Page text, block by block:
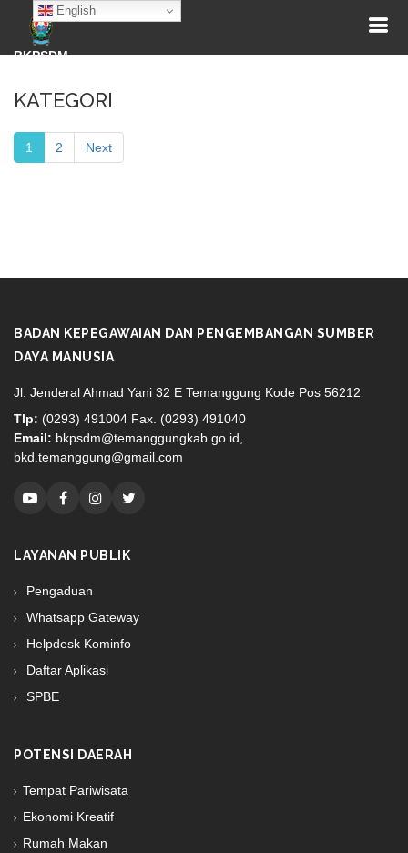
English
BKPSDM
KATEGORI
1 2 Next
BADAN KEPEGAWAIAN DAN PENGEMBANGAN SUMBER
DAYA MANUSIA
Jl. Jenderal Ahmad Yani 32 E Temanggung Kode Pos 56212
Tlp: (0293) 491004 Fax. (0293) 491040
Email: bkpsdm@temanggungkab.go.id,
bkd.temanggung@gmail.com
LAYANAN PUBLIK
Pengaduan
Whatsapp Gateway
Helpdesk Kominfo
Daftar Aplikasi
SPBE
POTENSI DAERAH
Tempat Pariwisata
Ekonomi Kreatif
Rumah Makan